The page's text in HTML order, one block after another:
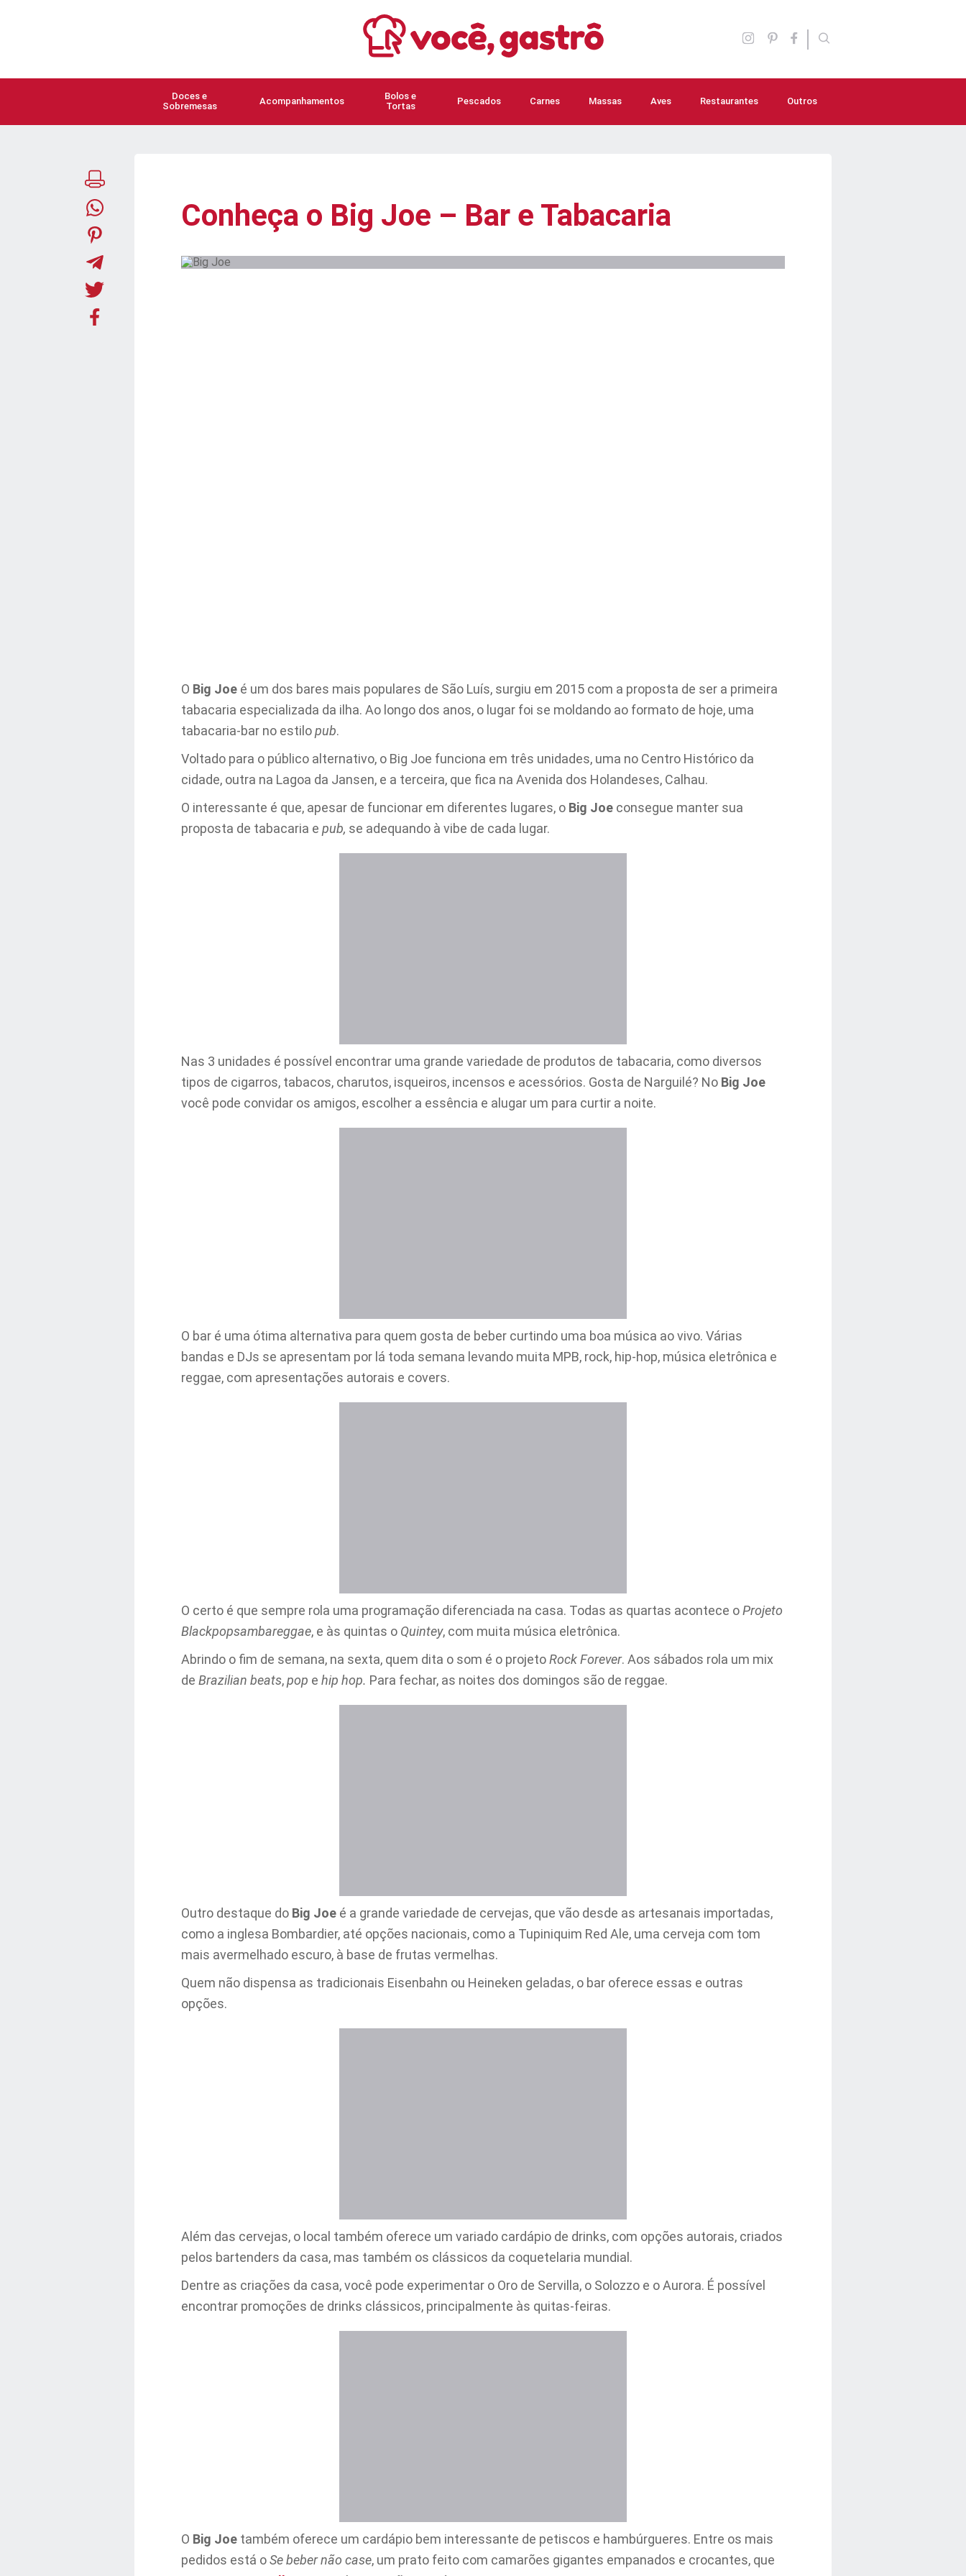
Doces e
Sobremesas
Acompanhamentos
Bolos e
Tortas
Pescados Carnes Massas Aves Restaurantes Outros
Sopas e caldos
Conheça o Big Joe – Bar e Tabacaria
O Big Joe é um dos bares mais populares de São Luís, surgiu em 2015 com a proposta de ser a primeira
tabacaria especializada da ilha. Ao longo dos anos, o lugar foi se moldando ao formato de hoje, uma
tabacaria-bar no estilopub.
Voltado para o público alternativo, o Big Joe funciona em três unidades, uma no Centro Histórico da
cidade, outra na Lagoa da Jansen, e a terceira, que fica na Avenida dos Holandeses, Calhau.
O interessante é que, apesar de funcionar em diferentes lugares, o Big Joe consegue manter sua
proposta de tabacaria e pub, se adequando à vibe de cada lugar.
Nas 3 unidades é possível encontrar uma grande variedade de produtos de tabacaria, como diversos
tipos de cigarros, tabacos, charutos, isqueiros, incensos e acessórios. Gosta de Narguilé? No Big Joe
você pode convidar os amigos, escolher a essência e alugar um para curtir a noite.
O bar é uma ótima alternativa para quem gosta de beber curtindo uma boa música ao vivo. Várias
bandas e DJs se apresentam por lá toda semana levando muita MPB, rock, hip-hop, música eletrônica e
reggae, com apresentações autorais e covers.
O certo é que sempre rola uma programação diferenciada na casa. Todas as quartas acontece oProjeto
Blackpopsambareggae, e às quintas o Quintey, com muita música eletrônica.
Abrindo o fim de semana, na sexta, quem dita o som é o projetoRock Forever. Aos sábados rola um mix
de Brazilian beats,pop e hip hop. Para fechar, as noites dos domingos são de reggae.
Outro destaque do Big Joe é a grande variedade de cervejas, que vão desde as artesanais importadas,
como a inglesa Bombardier, até opções nacionais, como a Tupiniquim Red Ale, uma cerveja com tom
mais avermelhado escuro, à base de frutas vermelhas.
Quem não dispensa as tradicionais Eisenbahn ou Heineken geladas, o bar oferece essas e outras
opções.
Além das cervejas, o local também oferece um variado cardápio de drinks, com opções autorais, criados
pelos bartenders da casa, mas também os clássicos da coquetelaria mundial.
Dentre as criações da casa, você pode experimentar o Oro de Servilla, o Solozzo e o Aurora. É possível
encontrar promoções de drinks clássicos, principalmente às quitas-feiras.
O Big Joe também oferece um cardápio bem interessante de petiscos e hambúrgueres. Entre os mais
pedidos está oSe beber não case, um prato feito com camarões gigantes empanados e crocantes, que